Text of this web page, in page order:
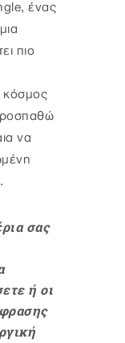
ένας
πιο
κόσμος
να
σας
ή οι